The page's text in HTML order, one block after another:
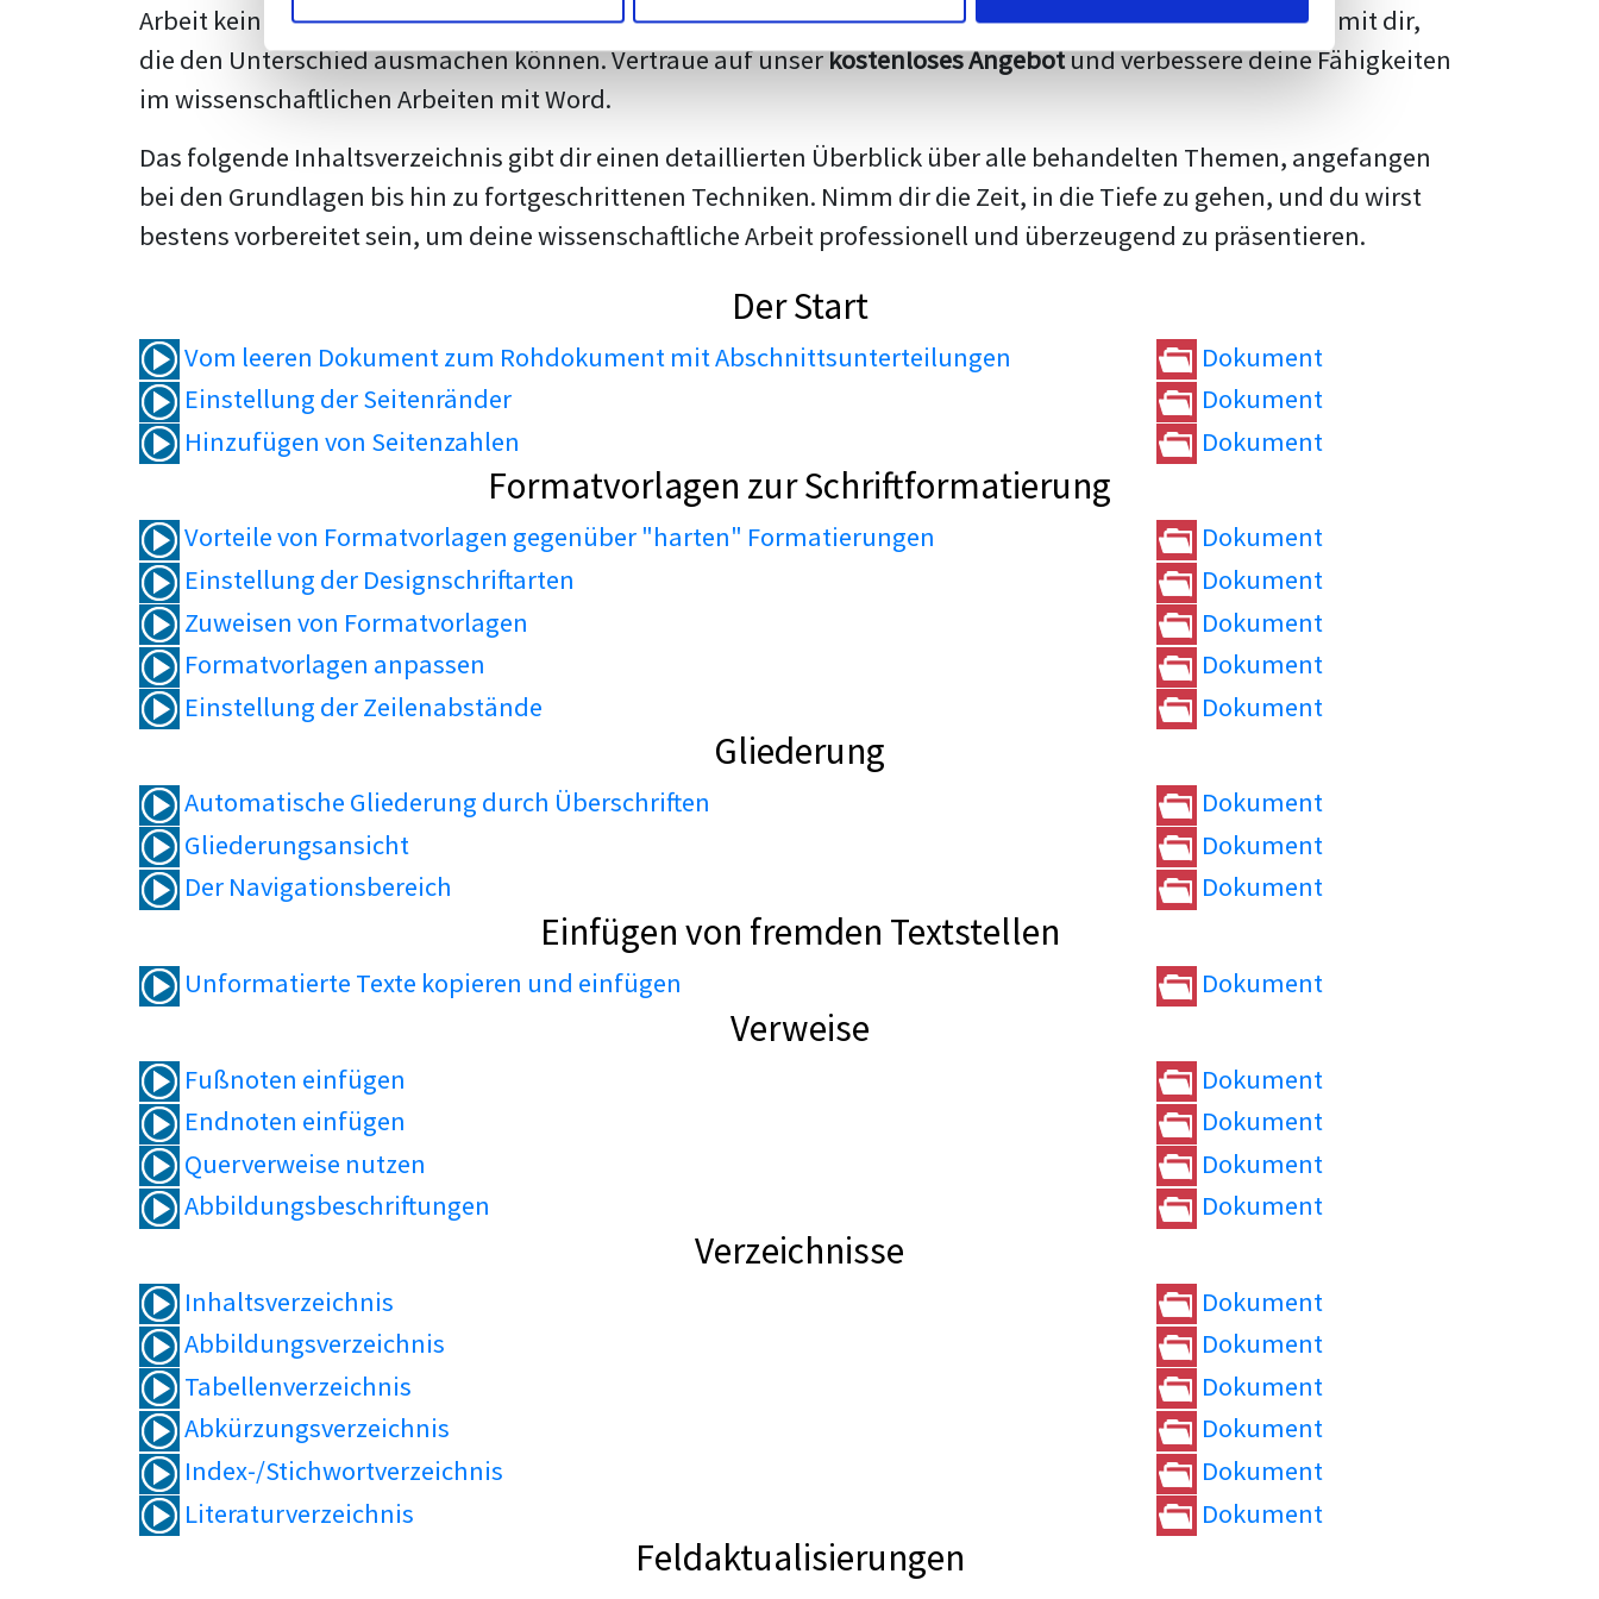
Arbeit kein Problem mehr für dich darstellen. Unsere erfahrenen Trainer teilen wertvolleTipps und Tricks
mit dir,
die den Unterschied ausmachen können. Vertraue auf unserkostenloses Angebotund verbessere deine Fähigkeiten
im wissenschaftlichen Arbeiten mit Word.
Das folgende Inhaltsverzeichnis gibt dir einen detaillierten Überblick über alle behandelten Themen, angefangen
bei den Grundlagen bis hin zu fortgeschrittenen Techniken. Nimm dir die Zeit, in die Tiefe zu gehen, und du wirst
bestens vorbereitet sein, um deine wissenschaftliche Arbeit professionell und überzeugend zu präsentieren.
Der Start
Vom leeren Dokument zum Rohdokument mit Abschnittsunterteilungen
Dokument
Einstellung der Seitenränder
Dokument
Hinzufügen von Seitenzahlen
Dokument
Formatvorlagen zur Schriftformatierung
Vorteile von Formatvorlagen gegenüber "harten" Formatierungen
Dokument
Einstellung der Designschriftarten
Dokument
Zuweisen von Formatvorlagen
Dokument
Formatvorlagen anpassen
Dokument
Einstellung der Zeilenabstände
Dokument
Gliederung
Automatische Gliederung durch Überschriften
Dokument
Gliederungsansicht
Dokument
Der Navigationsbereich
Dokument
Einfügen von fremden Textstellen
Unformatierte Texte kopieren und einfügen Dokument
Verweise
Fußnoten einfügen
Dokument
Endnoten einfügen
Dokument
Querverweise nutzen
Dokument
Abbildungsbeschriftungen
Dokument
Verzeichnisse
Inhaltsverzeichnis
Dokument
Abbildungsverzeichnis
Dokument
Tabellenverzeichnis
Dokument
Abkürzungsverzeichnis
Dokument
Index-/Stichwortverzeichnis
Dokument
Literaturverzeichnis
Dokument
Feldaktualisierungen